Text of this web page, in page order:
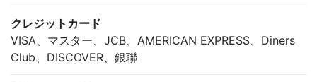
クレジットカード
VISA、マスター、JCB、AMERICAN EXPRESS、Diners
Club、DISCOVER、銀聯